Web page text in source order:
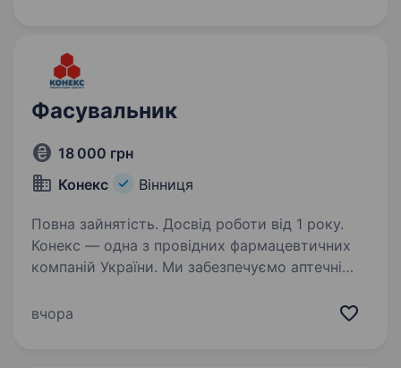
Фасувальник
18 000 грн
Конекс
Вінниця
Повна зайнятість. Досвід роботи від 1 року.
Конекс — одна з провідних фармацевтичних
компаній України. Ми забезпечуємо аптечні
лікарськими засобами та виробами
вчора